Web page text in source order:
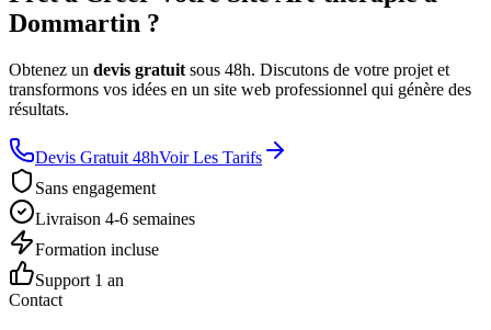
Dommartin ?
Obtenez un devis gratuit sous 48h. Discutons de votre projet et
transformons vos idées en un site web professionnel qui génère des
résultats.
Devis Gratuit 48hVoir Les Tarifs
Sans engagement
Livraison 4-6 semaines
Formation incluse
Support 1 an
Contact